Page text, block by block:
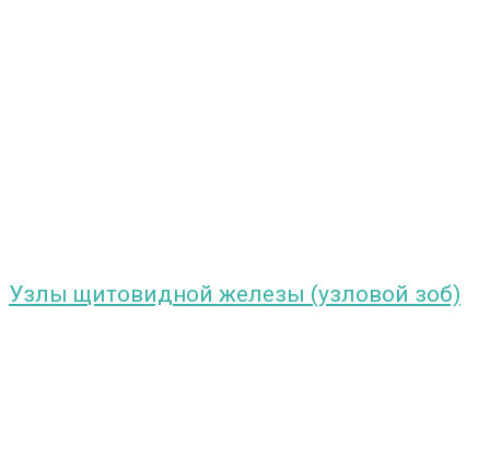
Узлы щитовидной железы (узловой зоб)